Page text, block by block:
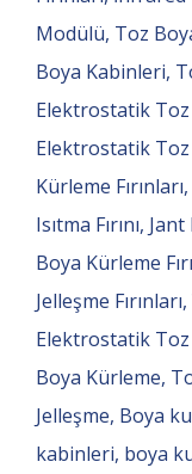
Modülü, Toz Boya
Boya Kabinleri,
Elektrostatik Toz
Elektrostatik Toz
Kürleme
Isıtma Fırını,
Boya Kürleme
Jelleşme
Elektrostatik Toz
Boya Kürleme,
Jelleşme, Boya
kabinleri, boya